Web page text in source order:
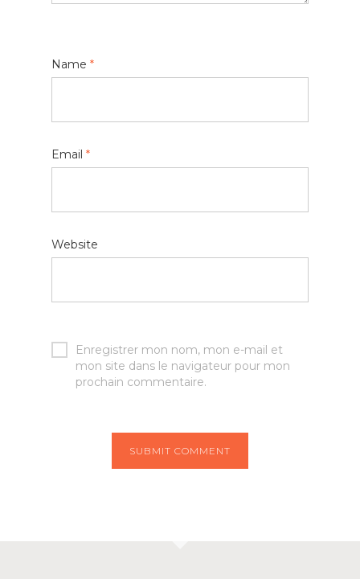
Name *
Email *
Website
Enregistrer mon nom, mon e-mail et
mon site dans le navigateur pour mon
prochain commentaire.